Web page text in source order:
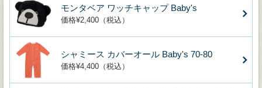
モンタベア ワッチキャップ Baby's
価格¥2,400（税込）
シャミース カバーオール Baby's 70-80
価格¥4,400（税込）